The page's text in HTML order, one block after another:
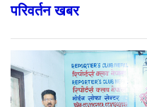
परिवर्तन खबर